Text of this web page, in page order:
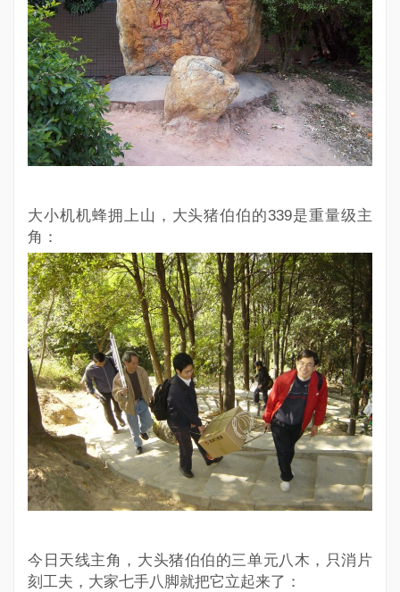
大小机机蜂拥上山，大头猪伯伯的339是重量级主
角：
今日天线主角，大头猪伯伯的三单元八木，只消片
刻工夫，大家七手八脚就把它立起来了：